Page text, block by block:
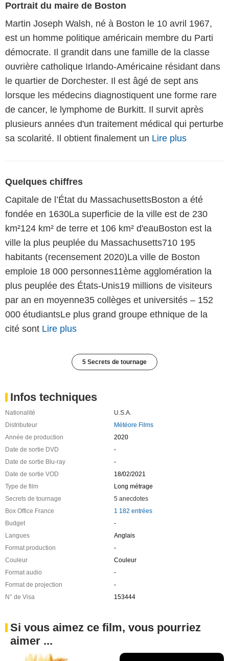
Portrait du maire de Boston
Martin Joseph Walsh, né à Boston le 10 avril 1967,
est un homme politique américain membre du Parti
démocrate. Il grandit dans une famille de la classe
ouvrière catholique Irlando-Américaine résidant dans
le quartier de Dorchester. Il est âgé de sept ans
lorsque les médecins diagnostiquent une forme rare
de cancer, le lymphome de Burkitt. Il survit après
plusieurs années d'un traitement médical qui perturbe
sa scolarité. Il obtient finalement un Lire plus
Quelques chiffres
Capitale de l’État du MassachusettsBoston a été
fondée en 1630La superficie de la ville est de 230
km²124 km² de terre et 106 km² d'eauBoston est la
ville la plus peuplée du Massachusetts710 195
habitants (recensement 2020)La ville de Boston
emploie 18 000 personnes11ème agglomération la
plus peuplée des États-Unis19 millions de visiteurs
par an en moyenne35 collèges et universités – 152
000 étudiantsLe plus grand groupe ethnique de la
cité sont Lire plus
5 Secrets de tournage
Infos techniques
Nationalité
U.S.A.
Distributeur
Météore Films
Année de production
2020
Date de sortie DVD
-
Date de sortie Blu-ray
-
Date de sortie VOD
18/02/2021
Type de film
Long métrage
Secrets de tournage
5 anecdotes
Box Office France
1 182 entrées
Budget
-
Langues
Anglais
Format production
-
Couleur
Couleur
Format audio
-
Format de projection
-
N° de Visa
153444
Si vous aimez ce film, vous pourriez
aimer ...